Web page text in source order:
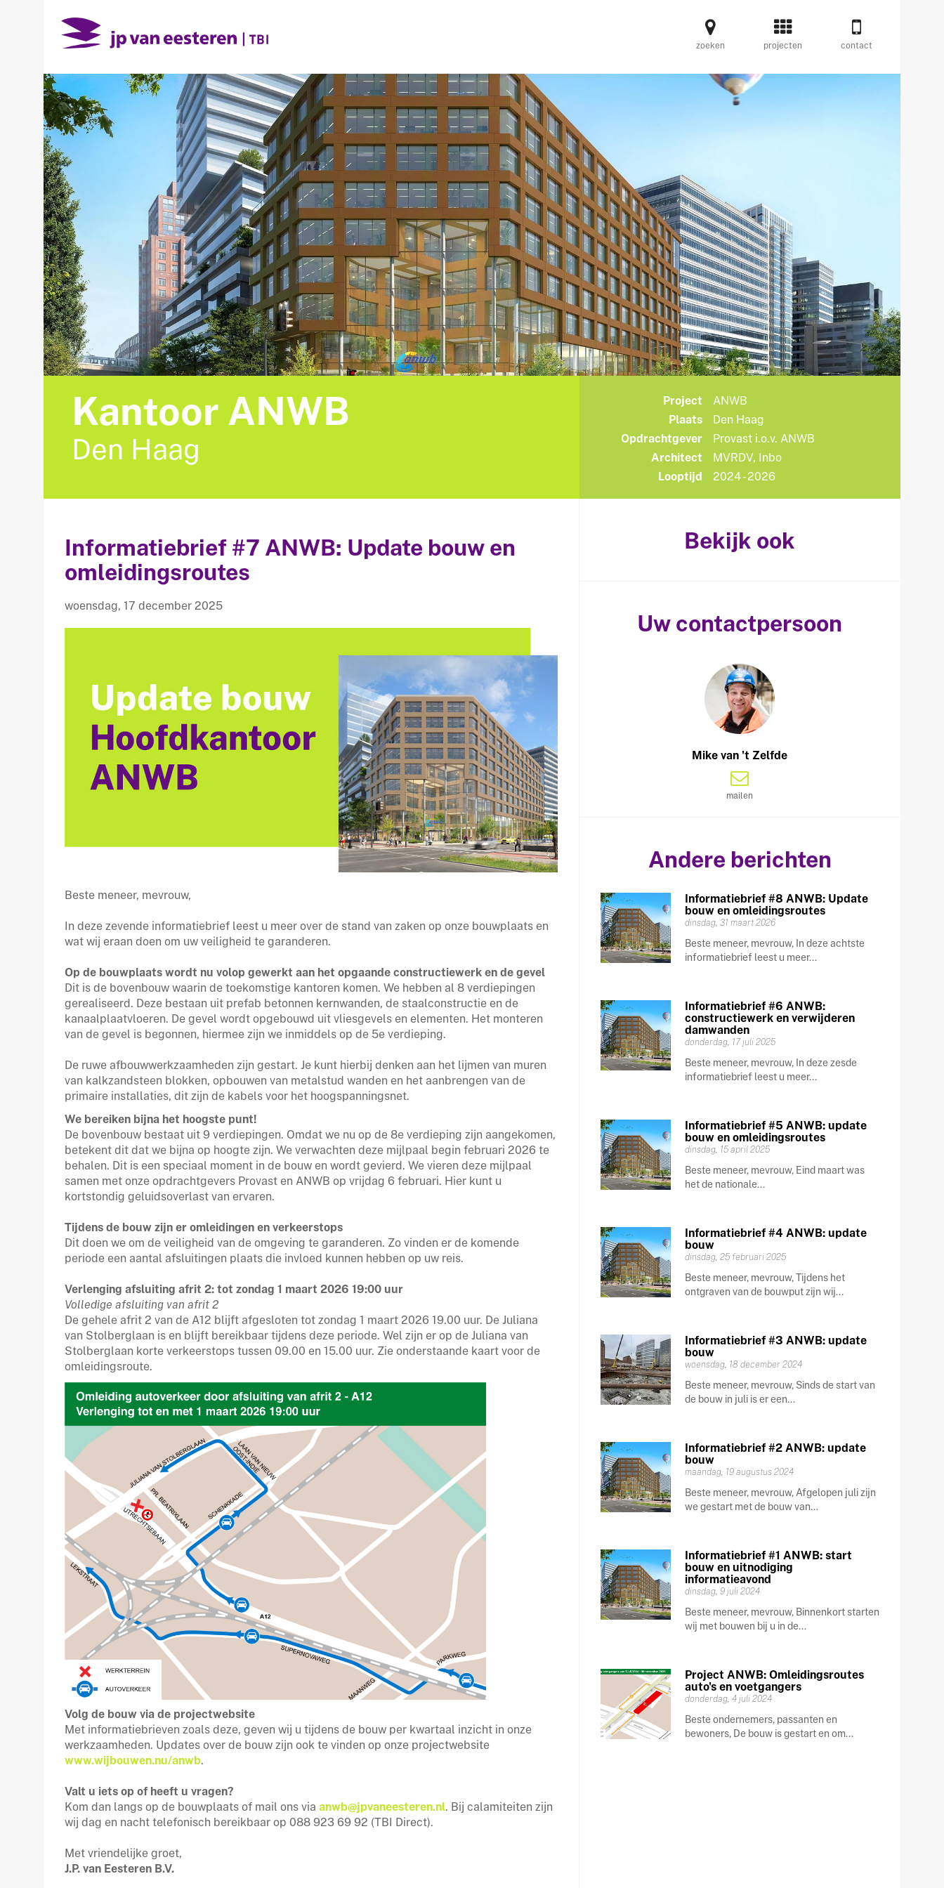
zoeken projecten contact
Kantoor ANWB
Den Haag
Project
ANWB
Plaats
Den Haag
Opdrachtgever
Provast i.o.v. ANWB
Architect
MVRDV, Inbo
Looptijd
2024 - 2026
Informatiebrief #7 ANWB: Update bouw en
omleidingsroutes
woensdag, 17 december 2025
Beste meneer, mevrouw,
In deze zevende informatiebrief leest u meer over de stand van zaken op onze bouwplaats en
wat wij eraan doen om uw veiligheid te garanderen.
Op de bouwplaats wordt nu volop gewerkt aan het opgaande constructiewerk en de gevel
Dit is de bovenbouw waarin de toekomstige kantoren komen. We hebben al 8 verdiepingen
gerealiseerd. Deze bestaan uit prefab betonnen kernwanden, de staalconstructie en de
kanaalplaatvloeren. De gevel wordt opgebouwd uit vliesgevels en elementen. Het monteren
van de gevel is begonnen, hiermee zijn we inmiddels op de 5e verdieping.
De ruwe afbouwwerkzaamheden zijn gestart. Je kunt hierbij denken aan het lijmen van muren
van kalkzandsteen blokken, opbouwen van metalstud wanden en het aanbrengen van de
primaire installaties, dit zijn de kabels voor het hoogspanningsnet.
We bereiken bijna het hoogste punt!
De bovenbouw bestaat uit 9 verdiepingen. Omdat we nu op de 8e verdieping zijn aangekomen,
betekent dit dat we bijna op hoogte zijn. We verwachten deze mijlpaal begin februari 2026 te
behalen. Dit is een speciaal moment in de bouw en wordt gevierd. We vieren deze mijlpaal
samen met onze opdrachtgevers Provast en ANWB op vrijdag 6 februari. Hier kunt u
kortstondig geluidsoverlast van ervaren.
Tijdens de bouw zijn er omleidingen en verkeerstops
Dit doen we om de veiligheid van de omgeving te garanderen. Zo vinden er de komende
periode een aantal afsluitingen plaats die invloed kunnen hebben op uw reis.
Verlenging afsluiting afrit 2: tot zondag 1 maart 2026 19:00 uur
Volledige afsluiting van afrit 2
De gehele afrit 2 van de A12 blijft afgesloten tot zondag 1 maart 2026 19.00 uur. De Juliana
van Stolberglaan is en blijft bereikbaar tijdens deze periode. Wel zijn er op de Juliana van
Stolberglaan korte verkeerstops tussen 09.00 en 15.00 uur. Zie onderstaande kaart voor de
omleidingsroute.
Volg de bouw via de projectwebsite
Met informatiebrieven zoals deze, geven wij u tijdens de bouw per kwartaal inzicht in onze
werkzaamheden. Updates over de bouw zijn ook te vinden op onze projectwebsite
www.wijbouwen.nu/anwb.
Valt u iets op of heeft u vragen?
Kom dan langs op de bouwplaats of mail ons via anwb@jpvaneesteren.nl. Bij calamiteiten zijn
wij dag en nacht telefonisch bereikbaar op 088 923 69 92 (TBI Direct).
Met vriendelijke groet,
J.P. van Eesteren B.V.
Bekijk ook
Uw contactpersoon
Mike van 't Zelfde
mailen
Andere berichten
Informatiebrief #8 ANWB: Update
bouw en omleidingsroutes
dinsdag, 31 maart 2026
Beste meneer, mevrouw, In deze achtste
informatiebrief leest u meer...
Informatiebrief #6 ANWB:
constructiewerk en verwijderen
damwanden
donderdag, 17 juli 2025
Beste meneer, mevrouw, In deze zesde
informatiebrief leest u meer...
Informatiebrief #5 ANWB: update
bouw en omleidingsroutes
dinsdag, 15 april 2025
Beste meneer, mevrouw, Eind maart was
het de nationale...
Informatiebrief #4 ANWB: update
bouw
dinsdag, 25 februari 2025
Beste meneer, mevrouw, Tijdens het
ontgraven van de bouwput zijn wij...
Informatiebrief #3 ANWB: update
bouw
woensdag, 18 december 2024
Beste meneer, mevrouw, Sinds de start van
de bouw in juli is er een...
Informatiebrief #2 ANWB: update
bouw
maandag, 19 augustus 2024
Beste meneer, mevrouw, Afgelopen juli zijn
we gestart met de bouw van...
Informatiebrief #1 ANWB: start
bouw en uitnodiging
informatieavond
dinsdag, 9 juli 2024
Beste meneer, mevrouw, Binnenkort starten
wij met bouwen bij u in de...
Project ANWB: Omleidingsroutes
auto's en voetgangers
donderdag, 4 juli 2024
Beste ondernemers, passanten en
bewoners, De bouw is gestart en om...